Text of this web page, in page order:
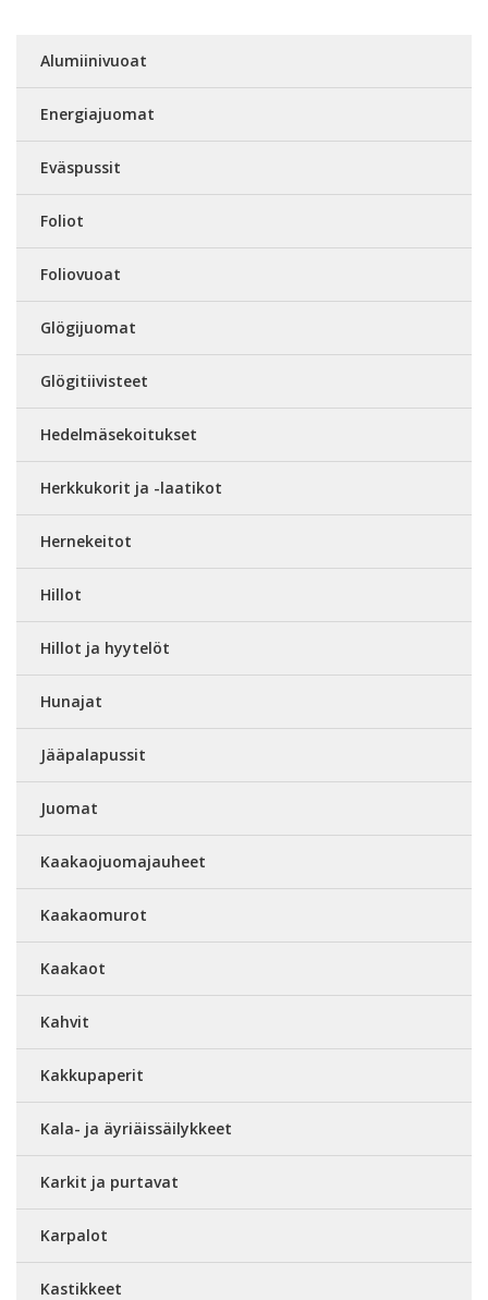
Alumiinivuoat
Energiajuomat
Eväspussit
Foliot
Foliovuoat
Glögijuomat
Glögitiivisteet
Hedelmäsekoitukset
Herkkukorit ja -laatikot
Hernekeitot
Hillot
Hillot ja hyytelöt
Hunajat
Jääpalapussit
Juomat
Kaakaojuomajauheet
Kaakaomurot
Kaakaot
Kahvit
Kakkupaperit
Kala- ja äyriäissäilykkeet
Karkit ja purtavat
Karpalot
Kastikkeet